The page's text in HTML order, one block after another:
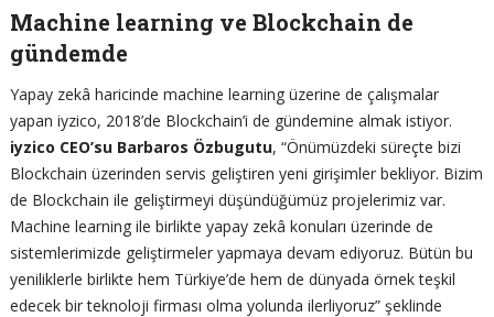
Machine learning ve Blockchain de
gündemde
Yapay zekâ haricinde machine learning üzerine de çalışmalar
yapan iyzico, 2018’de Blockchain’i de gündemine almak istiyor.
iyzico CEO’su Barbaros Özbugutu, “Önümüzdeki süreçte bizi
Blockchain üzerinden servis geliştiren yeni girişimler bekliyor. Bizim
de Blockchain ile geliştirmeyi düşündüğümüz projelerimiz var.
Machine learning ile birlikte yapay zekâ konuları üzerinde de
sistemlerimizde geliştirmeler yapmaya devam ediyoruz. Bütün bu
yeniliklerle birlikte hem Türkiye’de hem de dünyada örnek teşkil
edecek bir teknoloji firması olma yolunda ilerliyoruz” şeklinde